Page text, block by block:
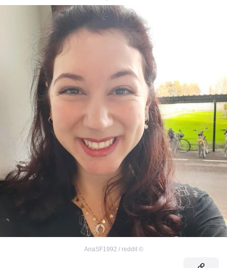
©
AnaSF1992 / reddit